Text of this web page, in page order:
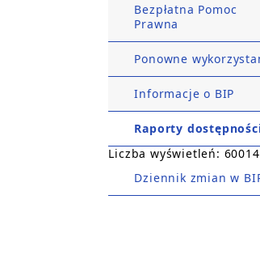
Bezpłatna Pomoc
Prawna
Ponowne
Informacje o BIP
Raporty
Liczba wyświetleń:
Dziennik zmian w